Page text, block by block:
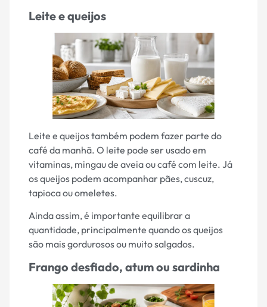
Leite e queijos
Leite e queijos também podem fazer parte do
café da manhã. O leite pode ser usado em
vitaminas, mingau de aveia ou café com leite. Já
os queijos podem acompanhar pães, cuscuz,
tapioca ou omeletes.
Ainda assim, é importante equilibrar a
quantidade, principalmente quando os queijos
são mais gordurosos ou muito salgados.
Frango desfiado, atum ou sardinha